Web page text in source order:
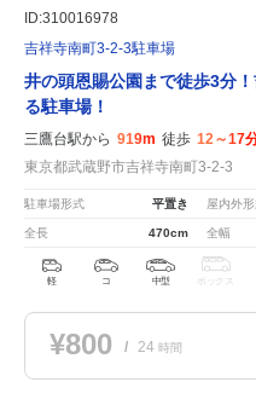
ID:310016978
吉祥寺南町3-2-3駐車場
井の頭恩賜公園まで徒歩3分
る駐車場！
三鷹台駅から 919m 徒歩 12～17
東京都武蔵野市吉祥寺南町3-2-3
駐車場形式 平置き 屋内外
全長 470cm 全幅
軽 コ 中型 ボックス
¥800 / 24 時間